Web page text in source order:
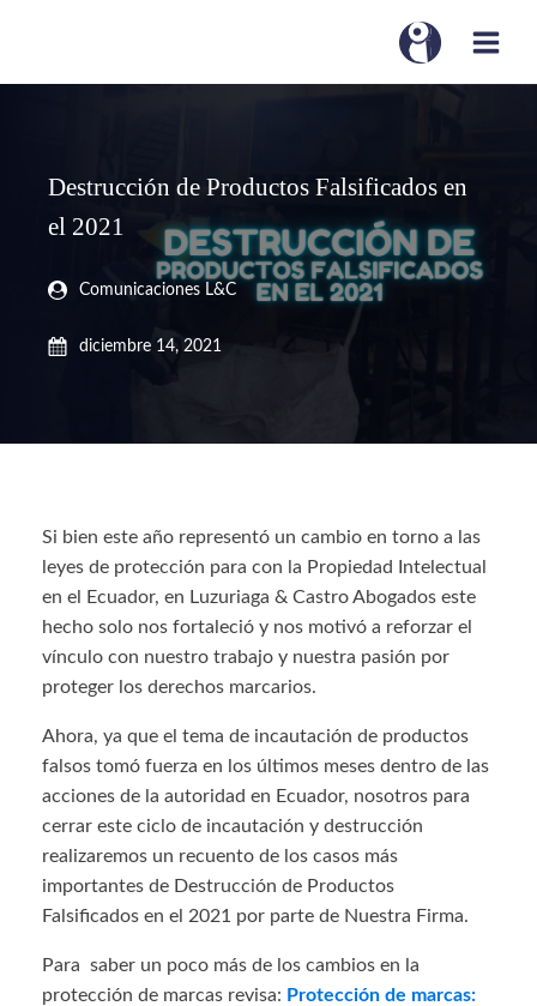
Destrucción de Productos Falsificados en
el 2021
Comunicaciones L&C
diciembre 14, 2021
Si bien este año representó un cambio en torno a las
leyes de protección para con la Propiedad Intelectual
en el Ecuador, en Luzuriaga & Castro Abogados este
hecho solo nos fortaleció y nos motivó a reforzar el
vínculo con nuestro trabajo y nuestra pasión por
proteger los derechos marcarios.
Ahora, ya que el tema de incautación de productos
falsos tomó fuerza en los últimos meses dentro de las
acciones de la autoridad en Ecuador, nosotros para
cerrar este ciclo de incautación y destrucción
realizaremos un recuento de los casos más
importantes de Destrucción de Productos
Falsificados en el 2021 por parte de Nuestra Firma.
Para saber un poco más de los cambios en la
protección de marcas revisa: Protección de marcas: